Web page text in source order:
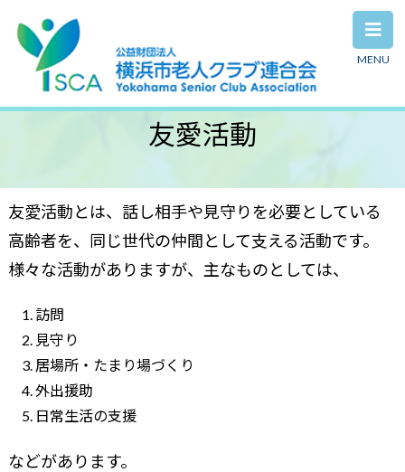
MENU
友愛活動
友愛活動とは、話し相手や見守りを必要としている
高齢者を、同じ世代の仲間として支える活動です。
様々な活動がありますが、主なものとしては、
訪問
見守り
居場所・たまり場づくり
外出援助
日常生活の支援
などがあります。